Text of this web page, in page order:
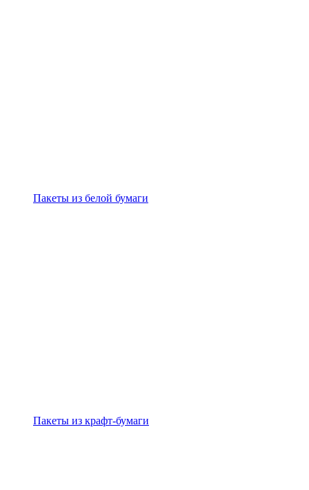
Пакеты из белой бумаги
Пакеты из крафт-бумаги